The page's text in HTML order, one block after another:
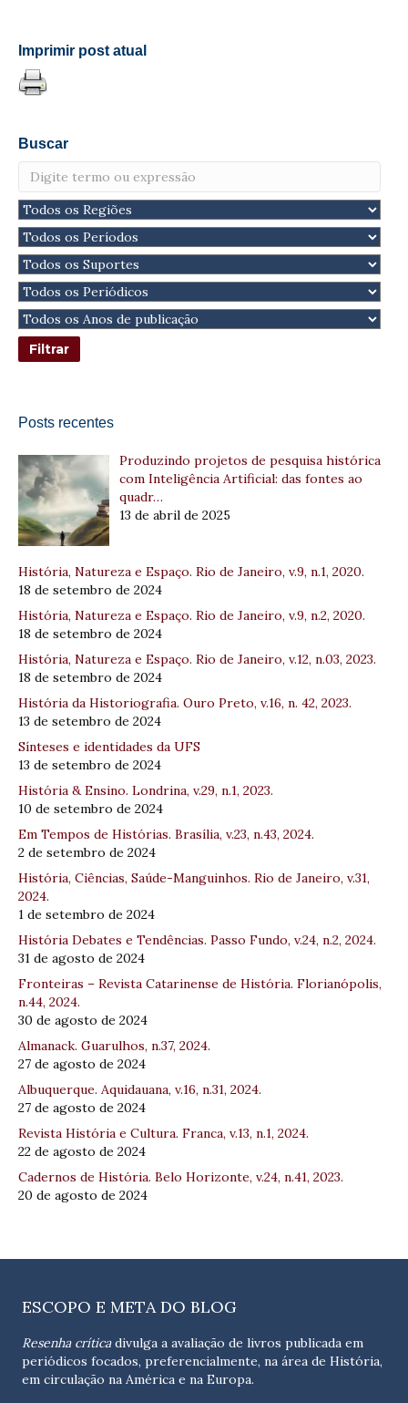
Imprimir post atual
Buscar
Posts recentes
Produzindo projetos de pesquisa histórica
com Inteligência Artificial: das fontes ao
quadr…
13 de abril de 2025
História, Natureza e Espaço. Rio de Janeiro, v.9, n.1, 2020.
18 de setembro de 2024
História, Natureza e Espaço. Rio de Janeiro, v.9, n.2, 2020.
18 de setembro de 2024
História, Natureza e Espaço. Rio de Janeiro, v.12, n.03, 2023.
18 de setembro de 2024
História da Historiografia. Ouro Preto, v.16, n. 42, 2023.
13 de setembro de 2024
Sínteses e identidades da UFS
13 de setembro de 2024
História & Ensino. Londrina, v.29, n.1, 2023.
10 de setembro de 2024
Em Tempos de Histórias. Brasília, v.23, n.43, 2024.
2 de setembro de 2024
História, Ciências, Saúde-Manguinhos. Rio de Janeiro, v.31,
2024.
1 de setembro de 2024
História Debates e Tendências. Passo Fundo, v.24, n.2, 2024.
31 de agosto de 2024
Fronteiras – Revista Catarinense de História. Florianópolis,
n.44, 2024.
30 de agosto de 2024
Almanack. Guarulhos, n.37, 2024.
27 de agosto de 2024
Albuquerque. Aquidauana, v.16, n.31, 2024.
27 de agosto de 2024
Revista História e Cultura. Franca, v.13, n.1, 2024.
22 de agosto de 2024
Cadernos de História. Belo Horizonte, v.24, n.41, 2023.
20 de agosto de 2024
ESCOPO E META DO BLOG
Resenha críticadivulga a avaliação de livros publicada em
periódicos focados, preferencialmente, na área de História,
em circulação na América e na Europa.